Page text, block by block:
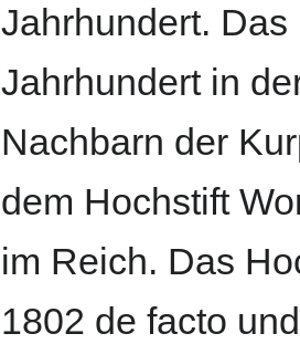
Jahrhundert.
Jahrhundert in
Nachbarn der
dem Hochstift
im Reich. Das
1802 de facto